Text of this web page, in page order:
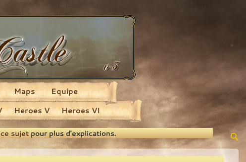
Heroes V Heroes VI
Maps Equipe
sujetpour plus d'explications.